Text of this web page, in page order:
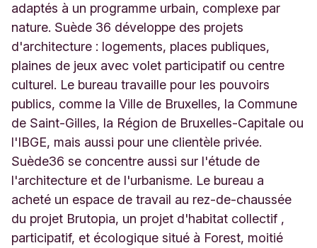
x
e
l
l
e
s
B
e
g
q
e
adaptés à un programme urbain, complexe par
nature. Suède 36 développe des projets
d'architecture : logements, places publiques,
plaines de jeux avec volet participatif ou centre
culturel. Le bureau travaille pour les pouvoirs
publics, comme la Ville de Bruxelles, la Commune
de Saint-Gilles, la Région de Bruxelles-Capitale ou
l'IBGE, mais aussi pour une clientèle privée.
Suède36 se concentre aussi sur l'étude de
l'architecture et de l'urbanisme. Le bureau a
acheté un espace de travail au rez-de-chaussée
du projet Brutopia, un projet d'habitat collectif ,
participatif, et écologique situé à Forest, moitié